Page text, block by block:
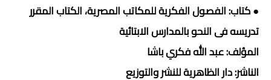
● كتاب: الفصول الفكرية للمكاتب المصرية، الكتاب المقرر
تدريسه فى النحو بالمدارس الابتائية
المؤلف: عبد الله فكري باشا
الناشر: دار الظاهرية للنشر والتوزيع